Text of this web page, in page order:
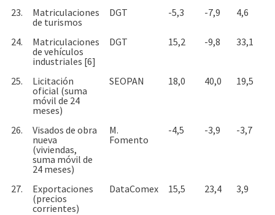
23.
Matriculaciones
de turismos
DGT -5,3 -7,9 4,6
24.
Matriculaciones
de vehículos
industriales [6]
DGT 15,2 -9,8 33,1
25.
Licitación
oficial (suma
móvil de 24
meses)
SEOPAN 18,0 40,0 19,5
26.
Visados de obra
nueva
(viviendas,
suma móvil de
24 meses)
M.
Fomento
-4,5 -3,9 -3,7
27.
Exportaciones
(precios
corrientes)
DataComex 15,5 23,4 3,9